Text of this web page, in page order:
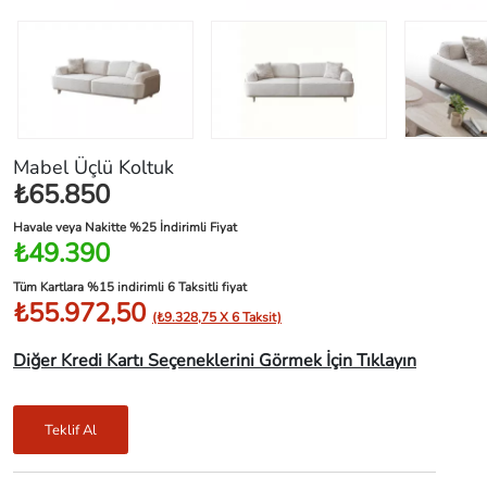
Mabel Üçlü Koltuk
₺65.850
Havale veya Nakitte %25 İndirimli Fiyat
₺49.390
Tüm Kartlara %15 indirimli 6 Taksitli fiyat
₺55.972,50 (₺9.328,75 X 6 Taksit)
Diğer Kredi Kartı Seçeneklerini Görmek İçin Tıklayın
Teklif Al